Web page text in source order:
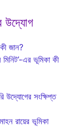
উদ্যোগ
জান?
মিনিট’-এর ভূমিকা কী
উদ্যোগের সংক্ষিপ্ত
রায়ের ভূমিকা